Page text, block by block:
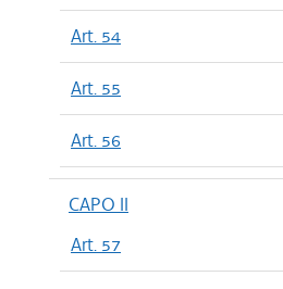
Art. 54
Art. 55
Art. 56
CAPO II
Art. 57